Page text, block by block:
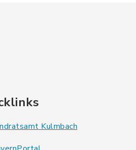
Kulmbach